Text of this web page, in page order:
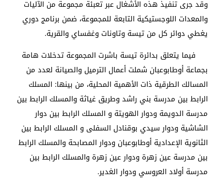
وقد جرى تنفيذ هذه الأشغال عبر تعبئة مجموعة من الآليات
والمعدات اللوجستيكية التابعة للمجموعة، ضمن برنامج دوري
يغطي دوائر كل من تيسة وتاونات وغفساي والقرية.
فيما يتعلق بدائرة تيسة باشرت المجموعة تدخلات هامة
بجماعة أوطابوعبان شملت أعمال الترميل والصيانة لعدد من
المسالك الطرقية ذات الأهمية المحلية، من بينها: المسلك
الرابط بين مدرسة بني راشد وطريق غياثة والمسلك الرابط بين
مدرسة الدويمة ودوار الهويتة و المسلك الرابط بين دوار
الشاشية ودوار سيدي بوقنادل السفلى و المسلك الرابط بين
الثانوية الإعدادية أوطابوعبان ودوار المصابحة والمسلك الرابط
بين مدرسة عين زهرة ودوار عين زهرة والمسلك الرابط بين
مدرسة أولاد العروسي ودوار الغدير.